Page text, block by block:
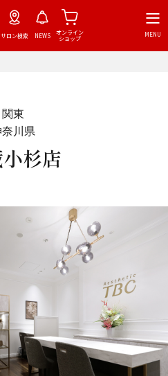
サロン検索 NEWS
オンライン
ショップ
MENU
関東
川県
杉店